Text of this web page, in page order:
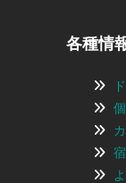
各種情